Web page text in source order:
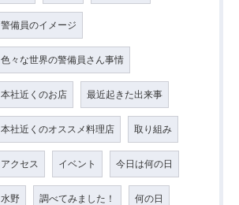
警備員のイメージ
色々な世界の警備員さん事情
本社近くのお店 最近起きた出来事
本社近くのオススメ料理店 取り組み
アクセス イベント 今日は何の日
水野 調べてみました！ 何の日